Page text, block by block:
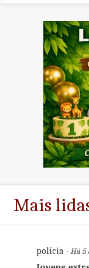
Mais
polícia- Há 5